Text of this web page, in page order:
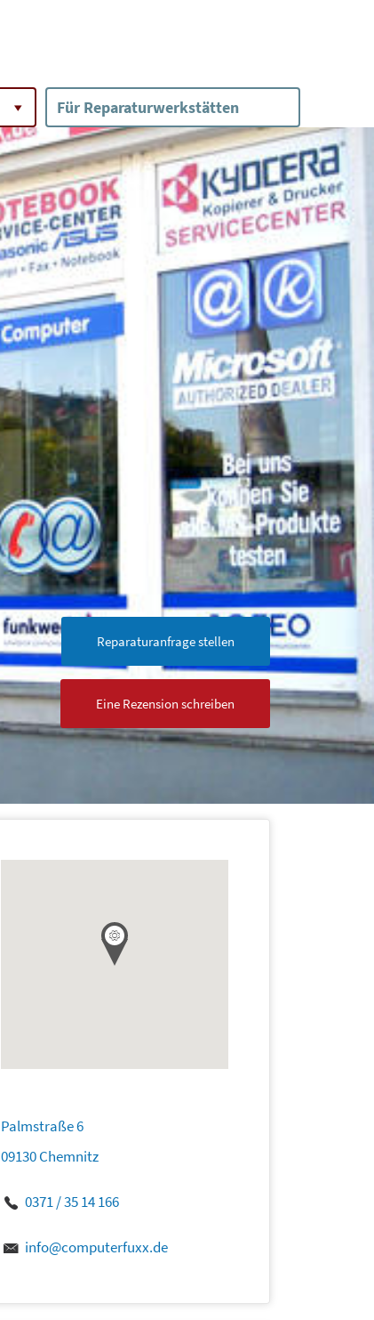
Für Reparaturwerkstätten
Reparaturanfrage stellen
Eine Rezension schreiben
Palmstraße 6
09130 Chemnitz
0371 / 35 14 166
info@computerfuxx.de